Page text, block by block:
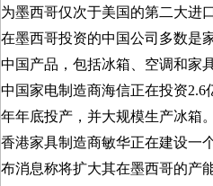
为墨西哥仅次于美国的第二大进
在墨西哥投资的中国公司多数是
中国产品，包括冰箱、空调和家
中国家电制造商海信正在投资
年年底投产，并大规模生产冰箱。
香港家具制造商敏华正在建设一
布消息称将扩大其在墨西哥的产能